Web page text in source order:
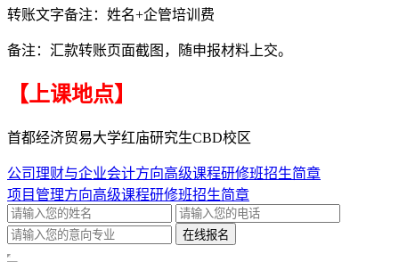
转账文字备注：姓名+企管培训费
备注：汇款转账页面截图，随申报材料上交。
【上课地点】
首都经济贸易大学红庙研究生CBD校区
公司理财与企业会计方向高级课程研修班招生简章
项目管理方向高级课程研修班招生简章